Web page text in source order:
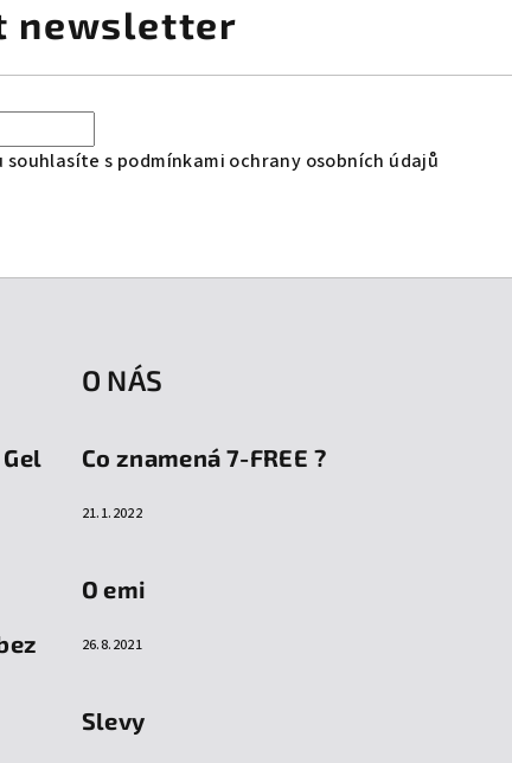
newsletter
souhlasíte s podmínkami ochrany osobních údajů
O NÁS
Co znamená 7-FREE ?
21.1.2022
O emi
26.8.2021
Slevy